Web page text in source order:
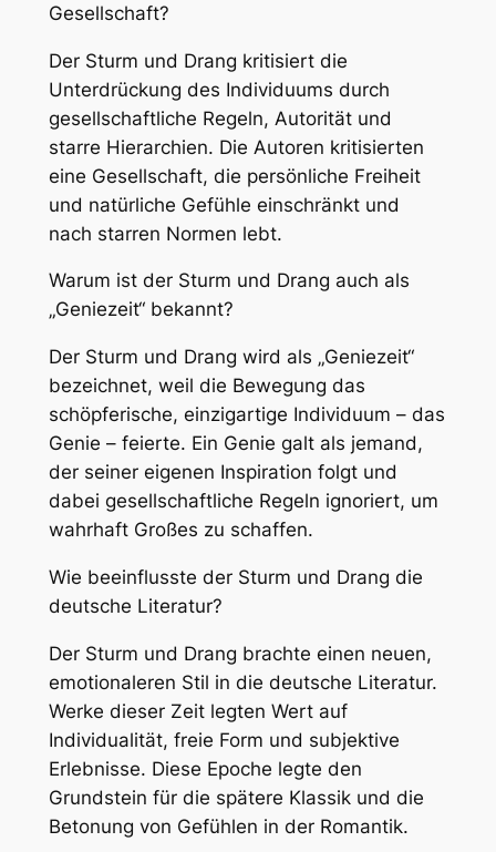
Gesellschaft?
Der Sturm und Drang kritisiert die
Unterdrückung des Individuums durch
gesellschaftliche Regeln, Autorität und
starre Hierarchien. Die Autoren kritisierten
eine Gesellschaft, die persönliche Freiheit
und natürliche Gefühle einschränkt und
nach starren Normen lebt.
Warum ist der Sturm und Drang auch als
„Geniezeit“ bekannt?
Der Sturm und Drang wird als „Geniezeit“
bezeichnet, weil die Bewegung das
schöpferische, einzigartige Individuum – das
Genie – feierte. Ein Genie galt als jemand,
der seiner eigenen Inspiration folgt und
dabei gesellschaftliche Regeln ignoriert, um
wahrhaft Großes zu schaffen.
Wie beeinflusste der Sturm und Drang die
deutsche Literatur?
Der Sturm und Drang brachte einen neuen,
emotionaleren Stil in die deutsche Literatur.
Werke dieser Zeit legten Wert auf
Individualität, freie Form und subjektive
Erlebnisse. Diese Epoche legte den
Grundstein für die spätere Klassik und die
Betonung von Gefühlen in der Romantik.